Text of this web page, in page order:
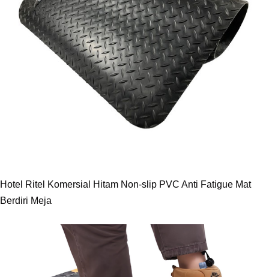
Hotel Ritel Komersial Hitam Non-slip PVC Anti Fatigue Mat
Berdiri Meja